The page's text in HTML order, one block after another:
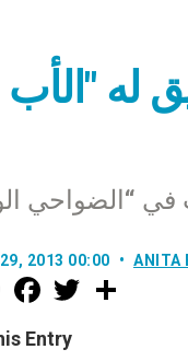
2013 00:00 ANITA
M
e
s
e
F
a
e
b
w
Entry